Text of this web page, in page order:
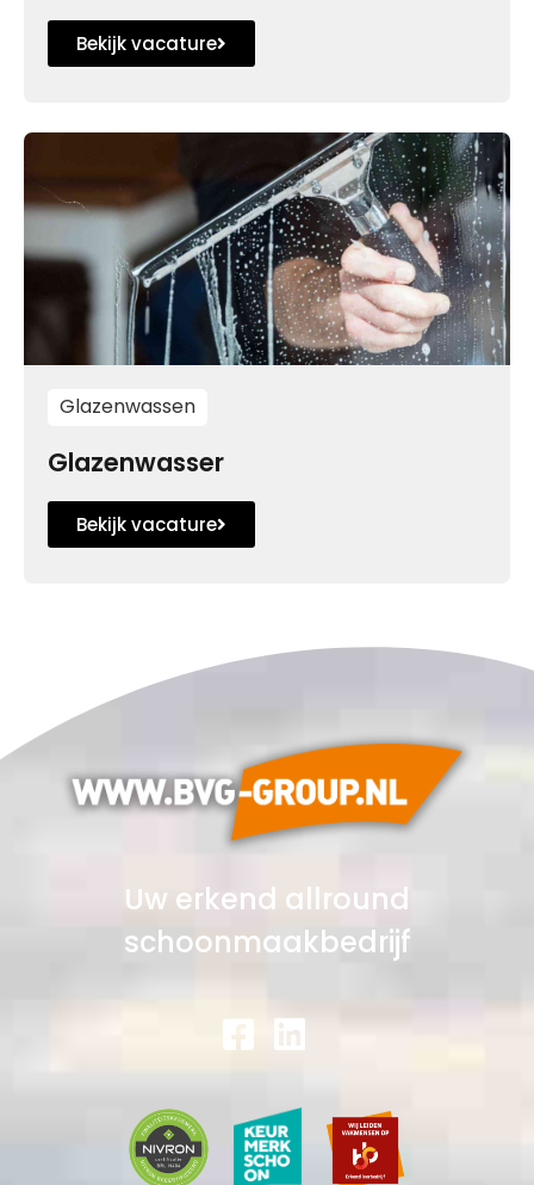
Bekijk vacature
Glazenwassen
Glazenwasser
Bekijk vacature
Uw erkend allround
schoonmaakbedrijf